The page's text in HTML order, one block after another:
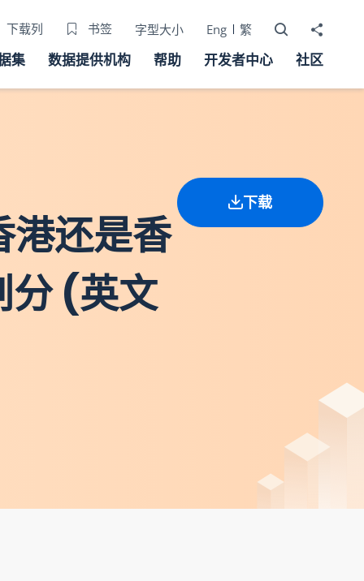
下载列 书签 字型大小 Eng 繁 打开搜寻器
分享至
集 数据提供机构 帮助 开发者中心 社区
港还是香
分 (英文
下载